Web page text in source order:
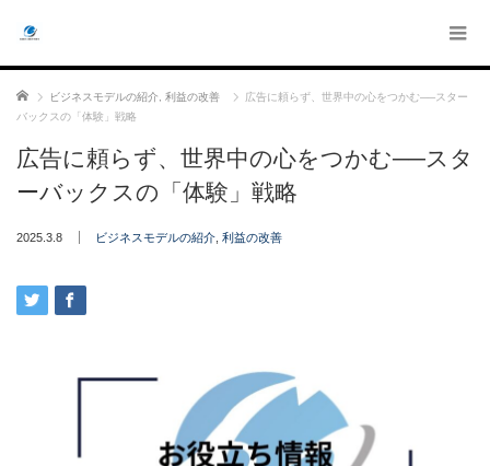
ホーム ビジネスモデルの紹介 利益の改善
広告に頼らず、世界中の心をつかむ──スター
バックスの「体験」戦略
広告に頼らず、世界中の心をつかむ──スタ
ーバックスの「体験」戦略
2025.3.8 ビジネスモデルの紹介 利益の改善